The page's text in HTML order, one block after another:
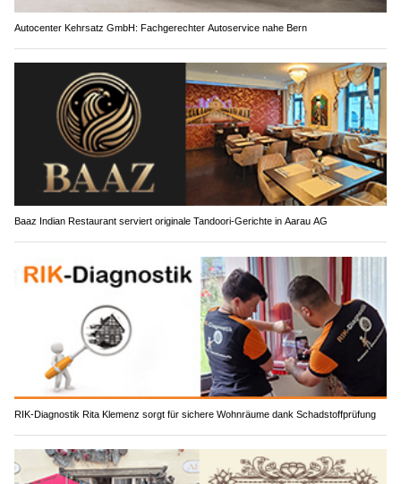
Autocenter Kehrsatz GmbH: Fachgerechter Autoservice nahe Bern
Baaz Indian Restaurant serviert originale Tandoori-Gerichte in Aarau AG
RIK-Diagnostik Rita Klemenz sorgt für sichere Wohnräume dank Schadstoffprüfung